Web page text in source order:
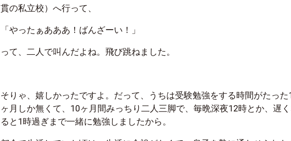
貫の私立校）へ行って、
「やったぁあああ！ばんざーい！」
って、二人で叫んだよね。飛び跳ねました。
そりゃ、嬉しかったですよ。だって、うちは受験勉強をする時間がたった
ヶ月しか無くて、10ヶ月間みっちり二人三脚で、毎晩深夜12時とか、遅
ると1時過ぎまで一緒に勉強しましたから。